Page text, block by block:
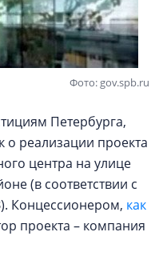
Фото: gov.spb.ru
Петербурга,
о реализации проекта
центра на улице
(в соответствии с
Концессионером, как
проекта – компания